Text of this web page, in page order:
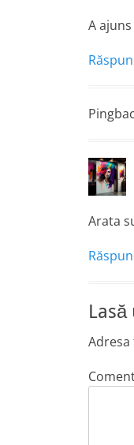
A
Arata
Adresa